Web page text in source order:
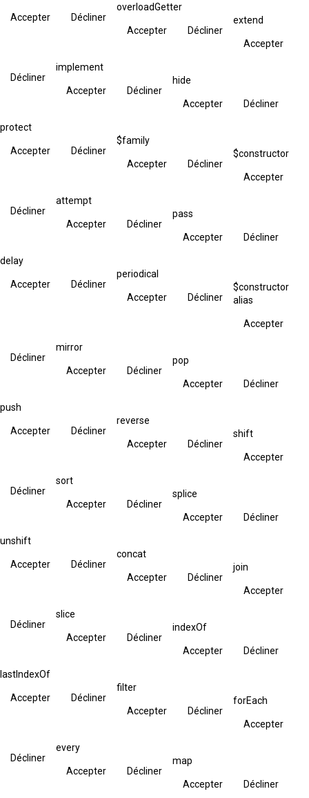
Accepter Décliner
overloadGetter
Accepter Décliner
extend
Accepter
Décliner
implement
Accepter Décliner
hide
Accepter Décliner
protect
Accepter Décliner
$family
Accepter Décliner
$constructor
Accepter
Décliner
attempt
Accepter Décliner
pass
Accepter Décliner
delay
Accepter Décliner
periodical
Accepter Décliner
$constructor
alias
Accepter
Décliner
mirror
Accepter Décliner
pop
Accepter Décliner
push
Accepter Décliner
reverse
Accepter Décliner
shift
Accepter
Décliner
sort
Accepter Décliner
splice
Accepter Décliner
unshift
Accepter Décliner
concat
Accepter Décliner
join
Accepter
Décliner
slice
Accepter Décliner
indexOf
Accepter Décliner
lastIndexOf
Accepter Décliner
filter
Accepter Décliner
forEach
Accepter
Décliner
every
Accepter Décliner
map
Accepter Décliner